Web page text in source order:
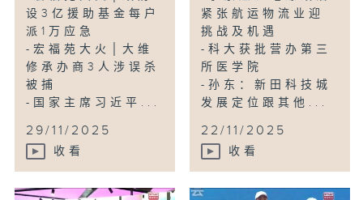
设3亿援助基金每户
派1万应急
-宏福苑大火│大维
修承办商3人涉误杀
被捕
-国家主席习近平...
29/11/2025
收看
紧张航运物流业迎
挑战及机遇
-科大获批营办第三
所医学院
-孙东：新田科技城
发展定位跟其他...
22/11/2025
收看